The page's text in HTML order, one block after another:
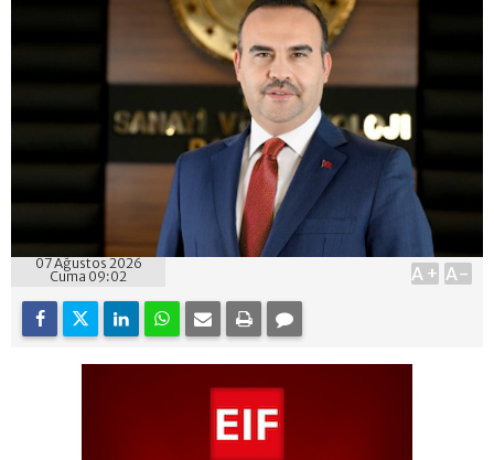
07 Ağustos 2026
Cuma 09:02
A+ A-